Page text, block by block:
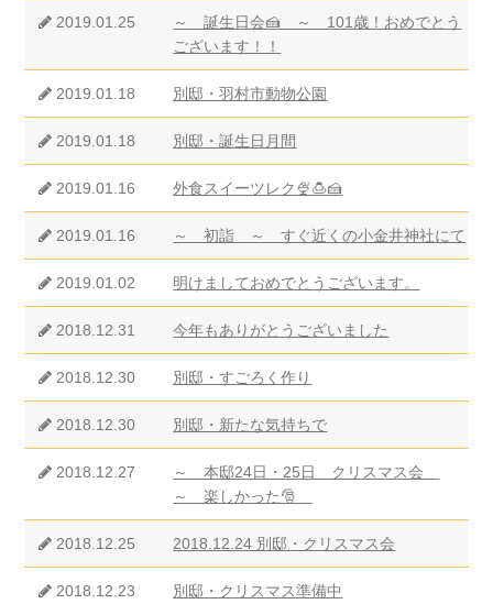
2019.01.25
～ 誕生日会🍰 ～ 101歳！おめでとう
ございます！！
2019.01.18 別邸・羽村市動物公園
2019.01.18 別邸・誕生日月間
2019.01.16 外食スイーツレク🍨🍮🍰
2019.01.16 ～ 初詣 ～ すぐ近くの小金井神社にて
2019.01.02 明けましておめでとうございます。
2018.12.31 今年もありがとうございました
2018.12.30 別邸・すごろく作り
2018.12.30 別邸・新たな気持ちで
2018.12.27
～ 本邸24日・25日 クリスマス会
～ 楽しかった🎅
2018.12.25 2018.12.24 別邸・クリスマス会
2018.12.23 別邸・クリスマス準備中